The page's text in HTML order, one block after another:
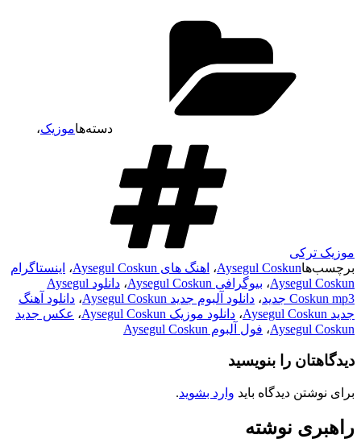
دسته‌هاموزیک،
موزیک ترکی
برچسب‌هاAysegul Coskun، اهنگ های Aysegul Coskun ، اینستاگرام
Aysegul Coskun، بیوگرافی Aysegul Coskun ،
دانلود Aysegul
Coskun mp3 جدید
، دانلود آلبوم جدید Aysegul Coskun ، دانلود آهنگ
جدید Aysegul Coskun
، دانلود موزیک Aysegul Coskun ، عکس جدید
Aysegul Coskun، فول آلبوم Aysegul Coskun
دیدگاهتان را بنویسید
برای نوشتن دیدگاه باید وارد بشوید.
راهبری نوشته